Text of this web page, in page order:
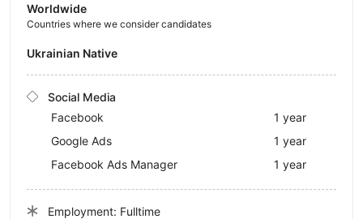
Worldwide
Countries where we consider candidates
Ukrainian Native
Social Media
Facebook
1 year
Google Ads
1 year
Facebook Ads Manager
1 year
Employment: Fulltime